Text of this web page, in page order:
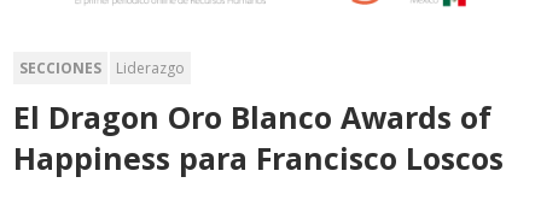
SECCIONES Liderazgo
El Dragon Oro Blanco Awards of
Happiness para Francisco Loscos